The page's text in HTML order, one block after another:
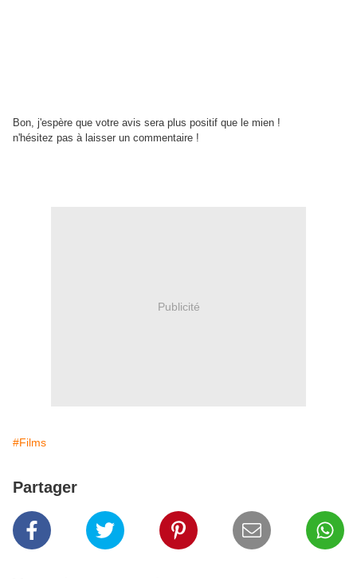
Bon, j'espère que votre avis sera plus positif que le mien !
n'hésitez pas à laisser un commentaire !
Publicité
#Films
Partager